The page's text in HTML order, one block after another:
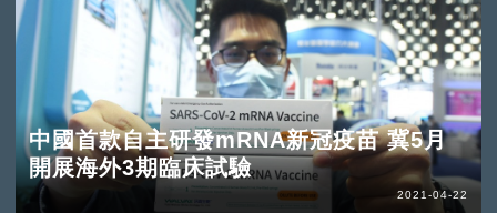
中國首款自主研發mRNA新冠疫苗 冀5月
開展海外3期臨床試驗
2021-04-22